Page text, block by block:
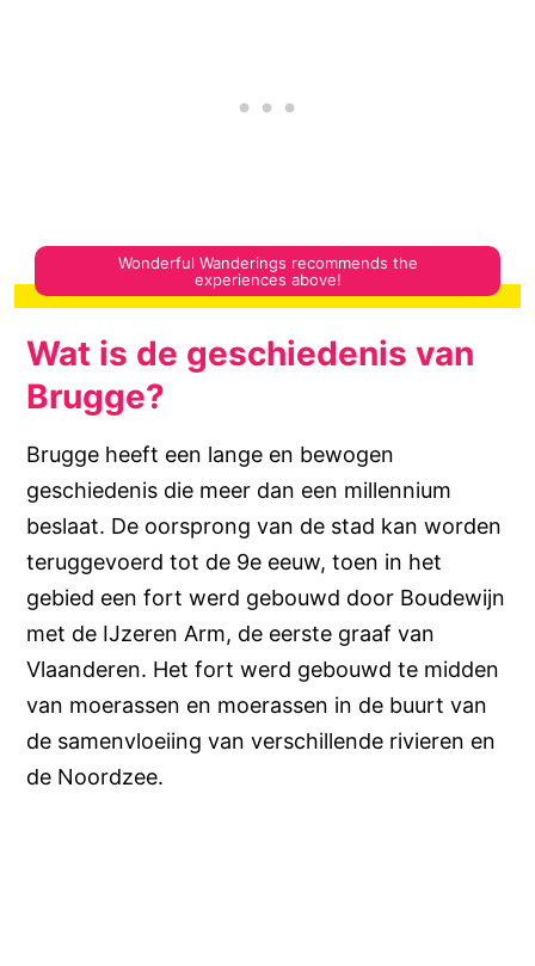
Wat is de geschiedenis van
Brugge?
Brugge heeft een lange en bewogen
geschiedenis die meer dan een millennium
beslaat. De oorsprong van de stad kan worden
teruggevoerd tot de 9e eeuw, toen in het
gebied een fort werd gebouwd door Boudewijn
met de IJzeren Arm, de eerste graaf van
Vlaanderen. Het fort werd gebouwd te midden
van moerassen en moerassen in de buurt van
de samenvloeiing van verschillende rivieren en
de Noordzee.